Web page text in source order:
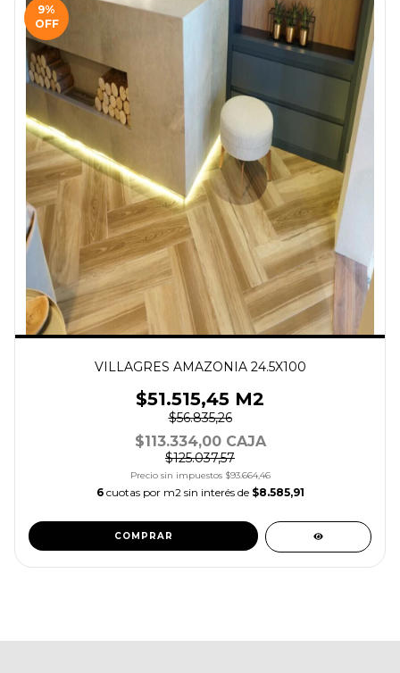
9%
OFF
VILLAGRES AMAZONIA 24.5X100
$51.515,45 M2
$56.835,26
$113.334,00 CAJA
$125.037,57
Precio sin impuestos $93.664,46
6 cuotas por m2 sin interés de $8.585,91
COMPRAR